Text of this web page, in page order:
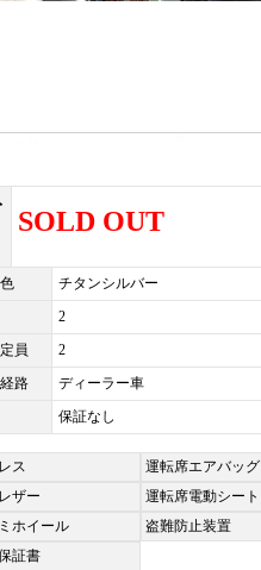
SOLD OUT
チタンシルバー
2
員
2
路
ディーラー車
保証なし
ス
運転席エアバッグ
ザー
運転席電動シート
ホイール
盗難防止装置
証書